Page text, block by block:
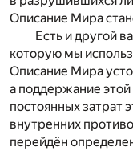
Описание Мира
Есть и другой
которую мы
Описание Мира
а поддержание этой
постоянных затрат
внутренних
перейдён